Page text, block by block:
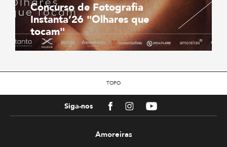
Concurso de Fotografia
Instanta’26 "Olhares que
tocam"
TOPO
Siga-nos FacebookInstagramYoutube
Amoreiras